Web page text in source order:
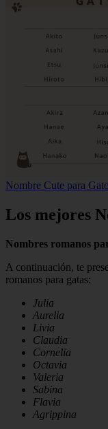
Nombre Cute para
Los mejores
Nombres romanos
A continuación, te
romanos para gatas:
Julia
Aurelia
Livia
Claudia
Cornelia
Octavia
Valeria
Sabina
Flavia
Agrippina